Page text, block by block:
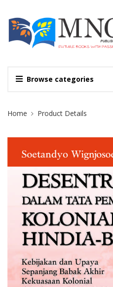
Browse categories
Site Breadcrumb
Home Product Details